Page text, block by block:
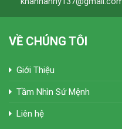
VỀ CHÚNG TÔI
Giới Thiệu
Tầm Nhìn Sứ Mệnh
Liên hệ